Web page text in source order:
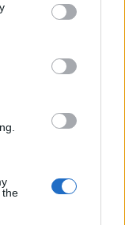
the
i februari. Vi
nätter på koh
koh ngai, koh
stanna därnere
det blir
din resa och
vackra land!